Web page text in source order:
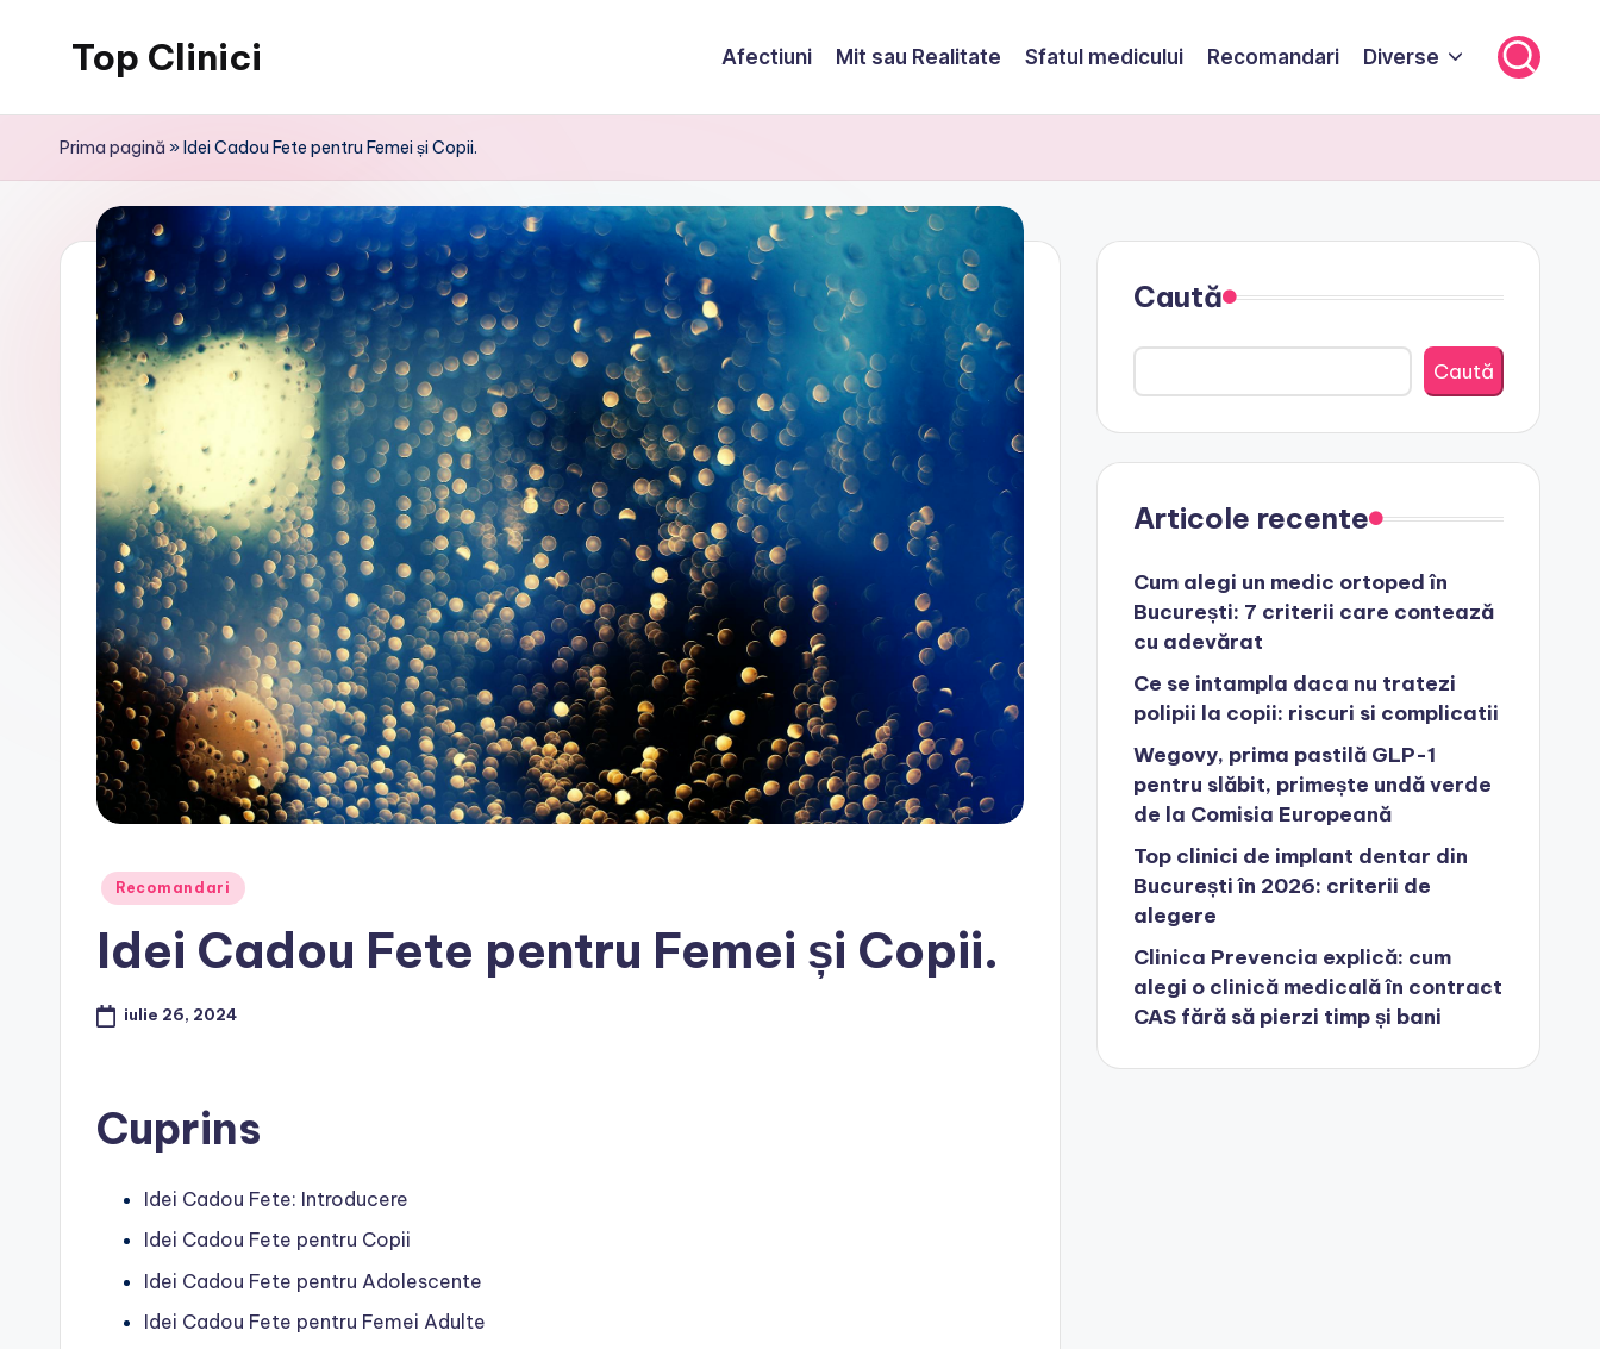
Top Clinici Afectiuni Mit sau Realitate Sfatul medicului Recomandari Diverse
Prima pagină »Idei Cadou Fete pentru Femei și Copii.
Posted
Recomandari
Idei Cadou Fete pentru Femei și Copii.
iulie 26, 2024
Cuprins
Idei Cadou Fete: Introducere
Idei Cadou Fete pentru Copii
Idei Cadou Fete pentru Adolescente
Idei Cadou Fete pentru Femei Adulte
Caută
Caută
Articole recente
Cum alegi un medic ortoped în
București: 7 criterii care contează
cu adevărat
Ce se intampla daca nu tratezi
polipii la copii: riscuri si complicatii
Wegovy, prima pastilă GLP-1
pentru slăbit, primește undă verde
de la Comisia Europeană
Top clinici de implant dentar din
București în 2026: criterii de
alegere
Clinica Prevencia explică: cum
alegi o clinică medicală în contract
CAS fără să pierzi timp și bani